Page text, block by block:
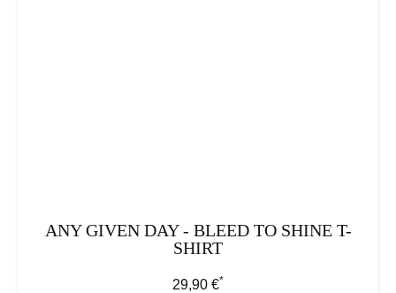
ANY GIVEN DAY - BLEED TO SHINE T-
SHIRT
Regulärer Preis:
29,90 €*